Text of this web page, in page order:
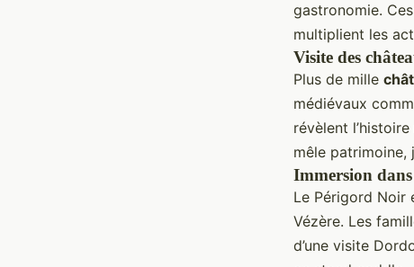
gastronomie.
multiplient les
Visite des
Plus de mille
médiévaux
révèlent
mêle patrimoine,
Immersion
Le Périgord Noir
Vézère. Les
d’une visite